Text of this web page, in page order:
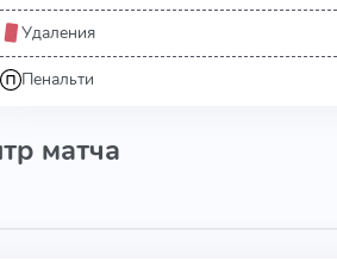
Удаления
Пенальти
матча